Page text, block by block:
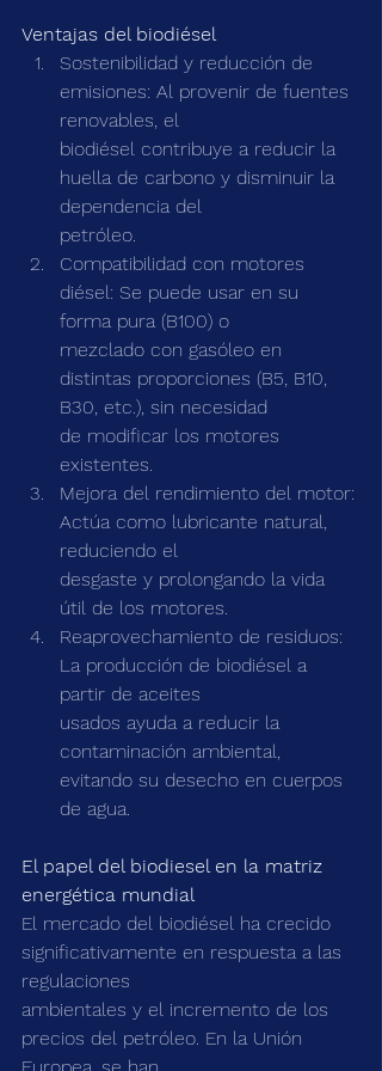
Ventajas del biodiésel
Sostenibilidad y reducción de
emisiones: Al provenir de fuentes
renovables, el
biodiésel contribuye a reducir la
huella de carbono y disminuir la
dependencia del
petróleo.
Compatibilidad con motores
diésel: Se puede usar en su
forma pura (B100) o
mezclado con gasóleo en
distintas proporciones (B5, B10,
B30, etc.), sin necesidad
de modificar los motores
existentes.
Mejora del rendimiento del motor:
Actúa como lubricante natural,
reduciendo el
desgaste y prolongando la vida
útil de los motores.
Reaprovechamiento de residuos:
La producción de biodiésel a
partir de aceites
usados ayuda a reducir la
contaminación ambiental,
evitando su desecho en cuerpos
de agua.
El papel del biodiesel en la matriz
energética mundial
El mercado del biodiésel ha crecido
significativamente en respuesta a las
regulaciones
ambientales y el incremento de los
precios del petróleo. En la Unión